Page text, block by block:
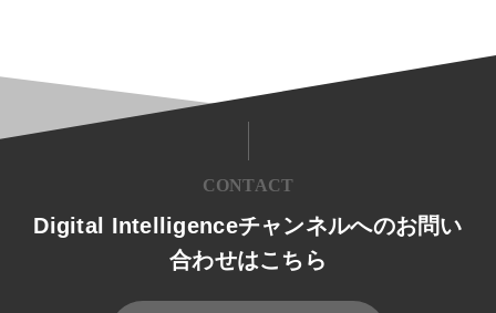
CONTACT
Digital Intelligenceチャンネルへのお問い
合わせはこちら